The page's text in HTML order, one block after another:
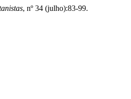
, nº 34 (julho):83-99.